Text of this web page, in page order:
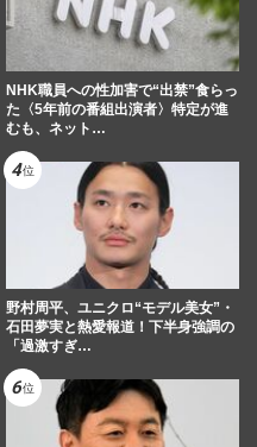
NHK職員への性加害で“出禁”食らっ
た〈5年前の番組出演者〉特定が進
むも、ネット…
野村周平、ユニクロ“モデル美女”・
石田夢実と熱愛報道！下半身強調の
「過激すぎ…